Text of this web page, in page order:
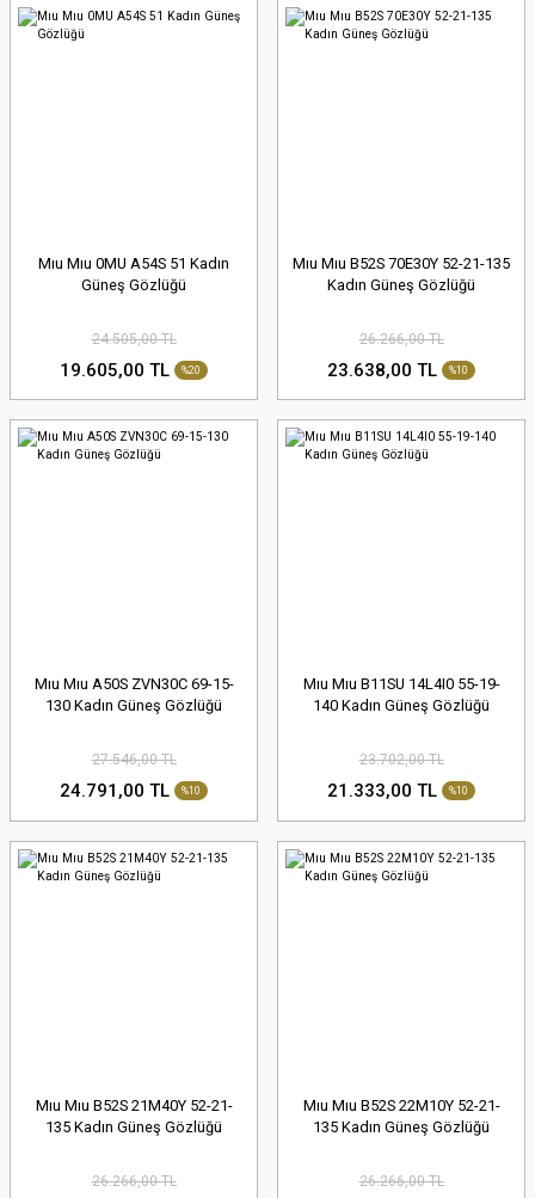
Mıu Mıu 0MU A54S 51 Kadın
Güneş Gözlüğü
24.505,00 TL
19.605,00 TL %20
Mıu Mıu B52S 70E30Y 52-21-135
Kadın Güneş Gözlüğü
26.266,00 TL
23.638,00 TL %10
Mıu Mıu A50S ZVN30C 69-15-
130 Kadın Güneş Gözlüğü
27.546,00 TL
24.791,00 TL %10
Mıu Mıu B11SU 14L4I0 55-19-
140 Kadın Güneş Gözlüğü
23.702,00 TL
21.333,00 TL %10
Mıu Mıu B52S 21M40Y 52-21-
135 Kadın Güneş Gözlüğü
26.266,00 TL
Mıu Mıu B52S 22M10Y 52-21-
135 Kadın Güneş Gözlüğü
26.266,00 TL